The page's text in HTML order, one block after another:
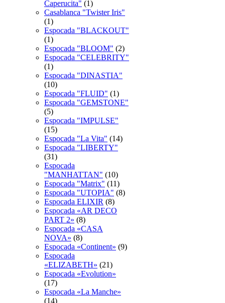
Caperucita" (1)
Casablanca "Twister Iris"
(1)
Espocada "BLACKOUT"
(1)
Espocada "BLOOM" (2)
Espocada "CELEBRITY"
(1)
Espocada "DINASTIA"
(10)
Espocada "FLUID" (1)
Espocada "GEMSTONE"
(5)
Espocada "IMPULSE"
(15)
Espocada "La Vita" (14)
Espocada "LIBERTY"
(31)
Espocada
"MANHATTAN" (10)
Espocada "Matrix" (11)
Espocada "UTOPIA" (8)
Espocada ELIXIR (8)
Espocada «AR DECO
PART 2» (8)
Espocada «CASA
NOVA» (8)
Espocada «Continent» (9)
Espocada
«ELIZABETH» (21)
Espocada «Evolution»
(17)
Espocada «La Manche»
(14)